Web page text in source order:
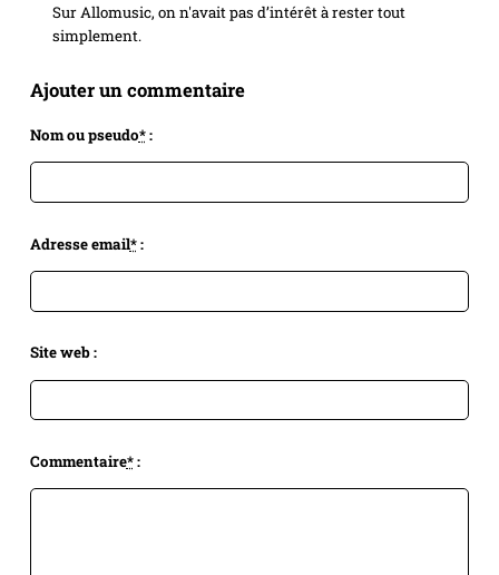
Sur Allomusic, on n'avait pas d’intérêt à rester tout
simplement.
Ajouter un commentaire
Nom ou pseudo*:
Adresse email*:
Site web :
Commentaire*: